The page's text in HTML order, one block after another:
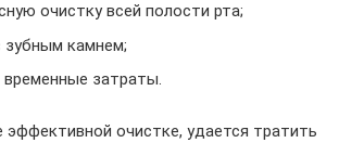
очистку всей полости рта;
зубным камнем;
затраты.
эффективной очистке, удается тратить